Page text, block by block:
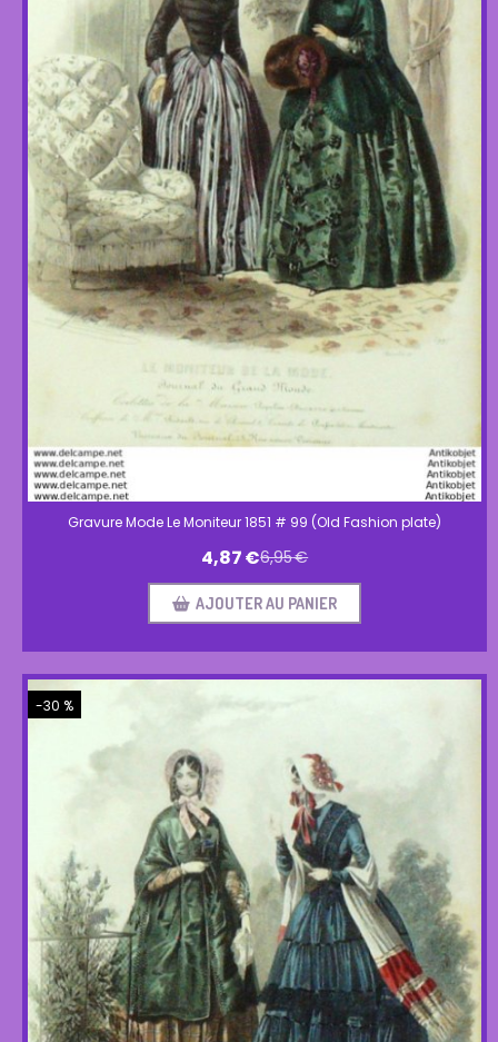
Gravure Mode Le Moniteur 1851 # 99 (Old Fashion plate)
4,87€6,95€
AJOUTER AU PANIER
-30 %